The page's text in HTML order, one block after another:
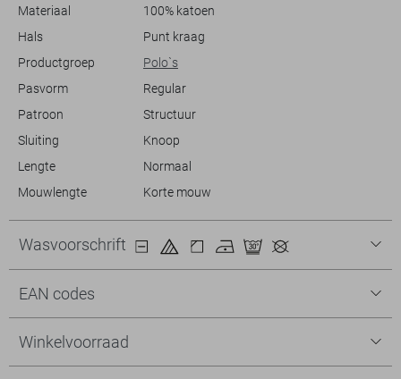
diverse tinten en stijlen. Laat je persoonlijkheid naar voren komen met
Materiaal
100% katoen
Hals
Punt kraag
Productgroep
Polo`s
Pasvorm
Regular
Patroon
Structuur
Sluiting
Knoop
Lengte
Normaal
Mouwlengte
Korte mouw
Wasvoorschrift
EAN codes
Winkelvoorraad